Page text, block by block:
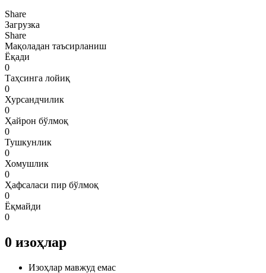
Share
Загрузка
Share
Мақоладан таъсирланиш
Ёқади
0
Таҳсинга лойиқ
0
Хурсандчилик
0
Ҳайрон бўлмоқ
0
Тушкунлик
0
Хомушлик
0
Ҳафсаласи пир бўлмоқ
0
Ёқмайди
0
0 изоҳлар
Изоҳлар мавжуд емас